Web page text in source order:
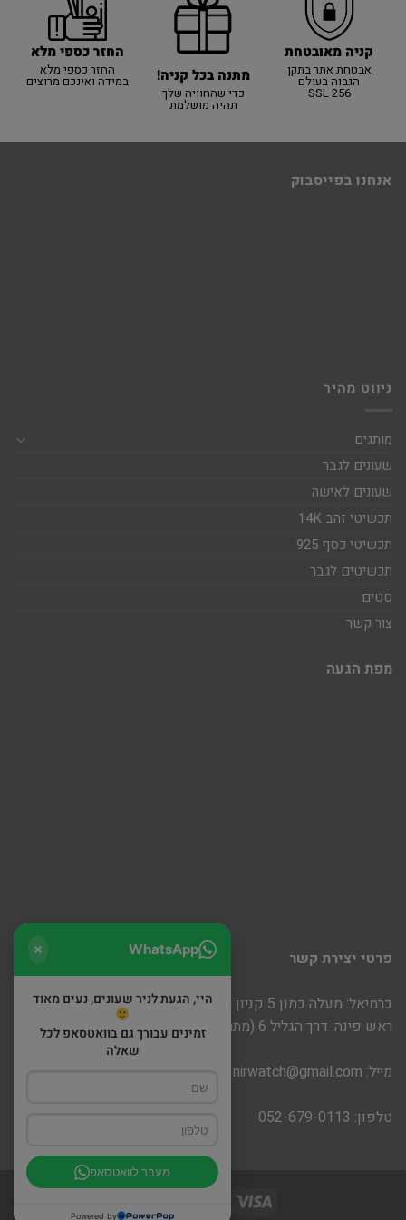
קניה מאובטחת
אבטחת אתר בתקן
הגבוה בעולם
SSL 256
מתנה בכל קניה!
כדי שהחוויה שלך
תהיה מושלמת
החזר כספי מלא
החזר כספי מלא
במידה ואינכם מרוצים
אנחנו בפייסבוק
ניווט מהיר
מותגים
שעונים לגבר
שעונים לאישה
תכשיטי זהב 14K
תכשיטי כסף 925
תכשיטים לגבר
סטים
צור קשר
מפת הגעה
פרטי יצירת קשר
כרמיאל: מעלה כמון 5 קניון חוצות
ראש פינה: דרך הגליל 6 (מתחם שופינה)
מייל: nirwatch@gmail.com
טלפון: 052-679-0113
WhatsApp
היי, הגעת לניר שעונים, נעים מאוד
זמינים עבורך גם בוואטסאפ לכל
שאלה
מעבר לוואטסאפ
Powered by